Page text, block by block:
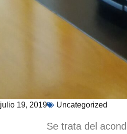
julio 19, 2019 Uncategorized
Se trata del